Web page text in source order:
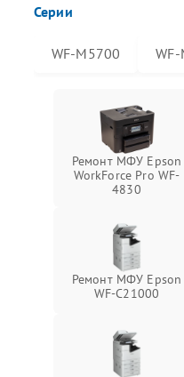
Серии
WF-M5700
Ремонт МФУ Epson
WorkForce Pro WF-
4830
Ремонт МФУ Epson
WF-C21000